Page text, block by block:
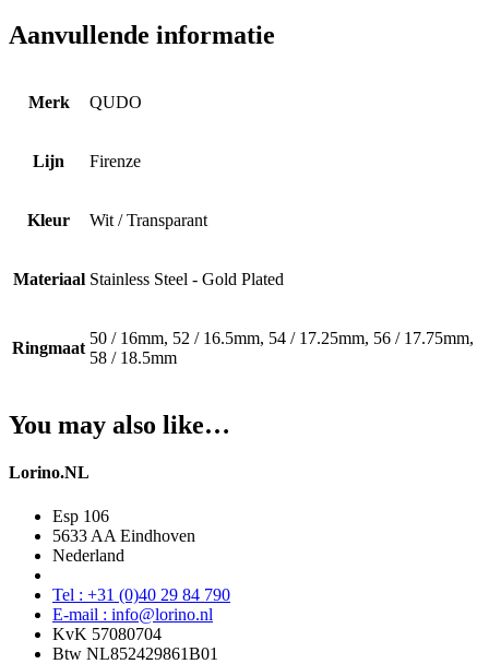
Aanvullende informatie
Merk QUDO
Lijn Firenze
Kleur Wit / Transparant
Materiaal Stainless Steel - Gold Plated
Ringmaat
50 / 16mm, 52 / 16.5mm, 54 / 17.25mm, 56 / 17.75mm,
58 / 18.5mm
You may also like…
Lorino.NL
Esp 106
5633 AA Eindhoven
Nederland
Tel : +31 (0)40 29 84 790
E-mail : info@lorino.nl
KvK 57080704
Btw NL852429861B01